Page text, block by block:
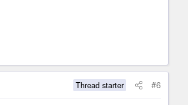
Thread starter #6